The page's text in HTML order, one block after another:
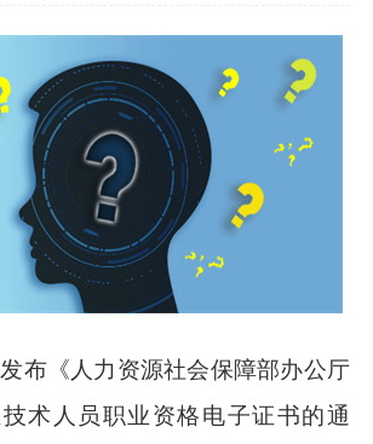
布《人力资源社会保障部办公厅
术人员职业资格电子证书的通